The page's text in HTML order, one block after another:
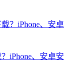
iPhone、安卓安